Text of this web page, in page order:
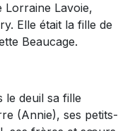
Lorraine Lavoie,
Elle était la fille de
Beaucage.
le deuil sa fille
(Annie), ses petits-